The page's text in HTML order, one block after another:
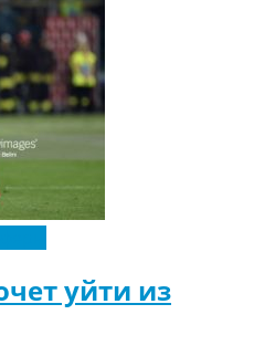
уйти из